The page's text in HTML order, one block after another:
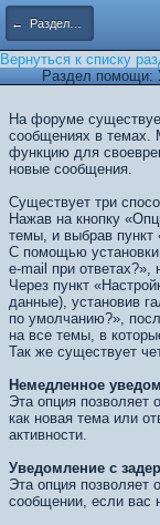
← Разделы помощи
Вернуться к списку
Раздел помощи:
На форуме
сообщениях в темах.
функцию для
новые сообщения.
Существует три
Нажав на кнопку
темы, и выбрав пункт
С помощью
e-mail при
Через пункт
данные), установив
по умолчанию?»,
на все темы, в
Так же существует
Немедленное
Эта опция позволяет
как новая тема или
активности.
Уведомление с
Эта опция позволяет
сообщении, если вас